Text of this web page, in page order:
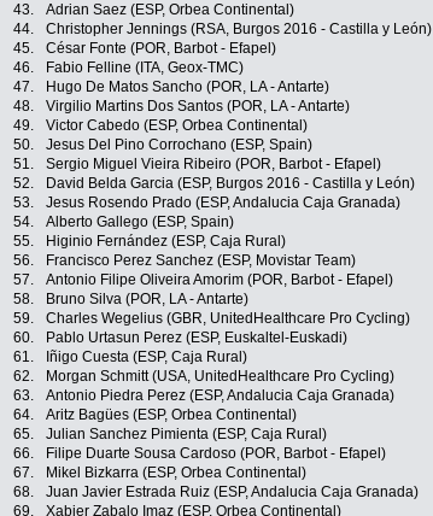
43.
Adrian Saez (ESP, Orbea Continental)
44.
Christopher Jennings (RSA, Burgos 2016 - Castilla y León)
45.
César Fonte (POR, Barbot - Efapel)
46.
Fabio Felline (ITA, Geox-TMC)
47.
Hugo De Matos Sancho (POR, LA - Antarte)
48.
Virgilio Martins Dos Santos (POR, LA - Antarte)
49.
Victor Cabedo (ESP, Orbea Continental)
50.
Jesus Del Pino Corrochano (ESP, Spain)
51.
Sergio Miguel Vieira Ribeiro (POR, Barbot - Efapel)
52.
David Belda Garcia (ESP, Burgos 2016 - Castilla y León)
53.
Jesus Rosendo Prado (ESP, Andalucia Caja Granada)
54.
Alberto Gallego (ESP, Spain)
55.
Higinio Fernández (ESP, Caja Rural)
56.
Francisco Perez Sanchez (ESP, Movistar Team)
57.
Antonio Filipe Oliveira Amorim (POR, Barbot - Efapel)
58.
Bruno Silva (POR, LA - Antarte)
59.
Charles Wegelius (GBR, UnitedHealthcare Pro Cycling)
60.
Pablo Urtasun Perez (ESP, Euskaltel-Euskadi)
61.
Iñigo Cuesta (ESP, Caja Rural)
62.
Morgan Schmitt (USA, UnitedHealthcare Pro Cycling)
63.
Antonio Piedra Perez (ESP, Andalucia Caja Granada)
64.
Aritz Bagües (ESP, Orbea Continental)
65.
Julian Sanchez Pimienta (ESP, Caja Rural)
66.
Filipe Duarte Sousa Cardoso (POR, Barbot - Efapel)
67.
Mikel Bizkarra (ESP, Orbea Continental)
68.
Juan Javier Estrada Ruiz (ESP, Andalucia Caja Granada)
69.
Xabier Zabalo Imaz (ESP, Orbea Continental)